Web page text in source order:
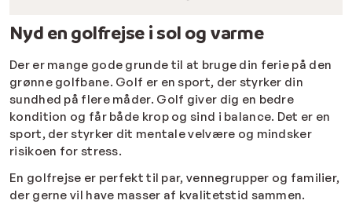
Nyd en golfrejse i sol og varme
Der er mange gode grunde til at bruge din ferie på den
grønne golfbane. Golf er en sport, der styrker din
sundhed på flere måder. Golf giver dig en bedre
kondition og får både krop og sind i balance. Det er en
sport, der styrker dit mentale velvære og mindsker
risikoen for stress.
En golfrejse er perfekt til par, vennegrupper og familier,
der gerne vil have masser af kvalitetstid sammen.